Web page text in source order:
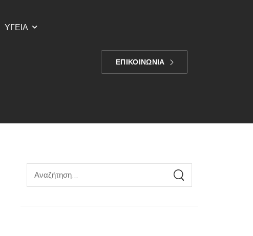
ΥΓΕΙΑ
ΕΠΙΚΟΙΝΩΝΙΑ